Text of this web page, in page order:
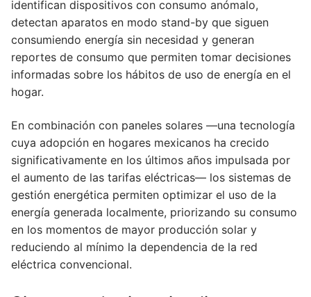
identifican dispositivos con consumo anómalo,
detectan aparatos en modo stand-by que siguen
consumiendo energía sin necesidad y generan
reportes de consumo que permiten tomar decisiones
informadas sobre los hábitos de uso de energía en el
hogar.
En combinación con paneles solares —una tecnología
cuya adopción en hogares mexicanos ha crecido
significativamente en los últimos años impulsada por
el aumento de las tarifas eléctricas— los sistemas de
gestión energética permiten optimizar el uso de la
energía generada localmente, priorizando su consumo
en los momentos de mayor producción solar y
reduciendo al mínimo la dependencia de la red
eléctrica convencional.